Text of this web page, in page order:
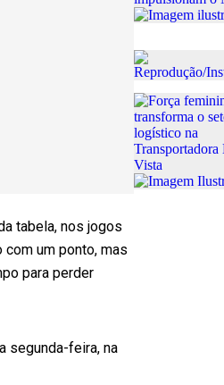
tabela, nos jogos
com um ponto, mas
para perder
segunda-feira, na